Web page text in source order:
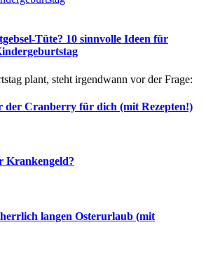
Tüte? 10 sinnvolle Ideen für
plant, steht irgendwann vor der Frage:
der Cranberry für dich (mit Rezepten!)
Krankengeld?
langen Osterurlaub (mit